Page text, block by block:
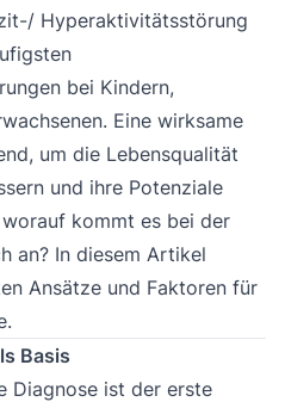
Hyperaktivitätsstörung
bei Kindern,
. Eine wirksame
um die Lebensqualität
und ihre Potenziale
kommt es bei der
an? In diesem Artikel
Ansätze und Faktoren für
Basis
Diagnose ist der erste